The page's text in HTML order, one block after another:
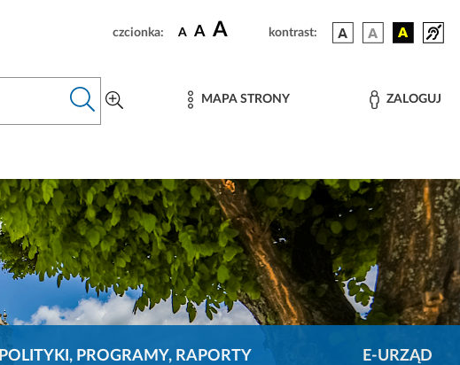
czcionka: A A A kontrast:
MAPA STRONY ZALOGUJ
POLITYKI, PROGRAMY, RAPORTY E-URZĄD